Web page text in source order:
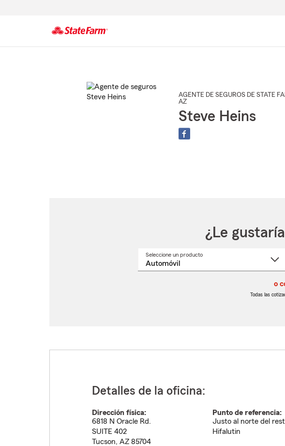
AGENTE DE SEGUROS DE STATE
AZ
Steve Heins
¿Le
Seleccione un productoSeleccione
o
Todas las
Detalles de la oficina:
Dirección física:
6818 N Oracle Rd.
SUITE 402
Tucson, AZ 85704
Punto de referencia:
Justo al norte del
Hifalutin